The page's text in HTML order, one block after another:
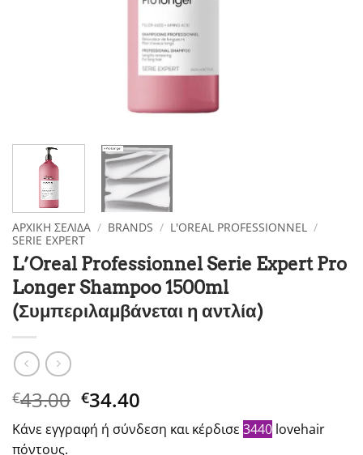
ΑΡΧΙΚΉ ΣΕΛΊΔΑ / BRANDS / L'OREAL PROFESSIONNEL /
SERIE EXPERT
L’Oreal Professionnel Serie Expert Pro
Longer Shampoo 1500ml
(Συμπεριλαμβάνεται η αντλία)
€43.00 Original
price
was:
€34.40
τρέχουσα
τιμή
Κάνε εγγραφή ή σύνδεση και κέρδισε 3440 lovehair
πόντους.